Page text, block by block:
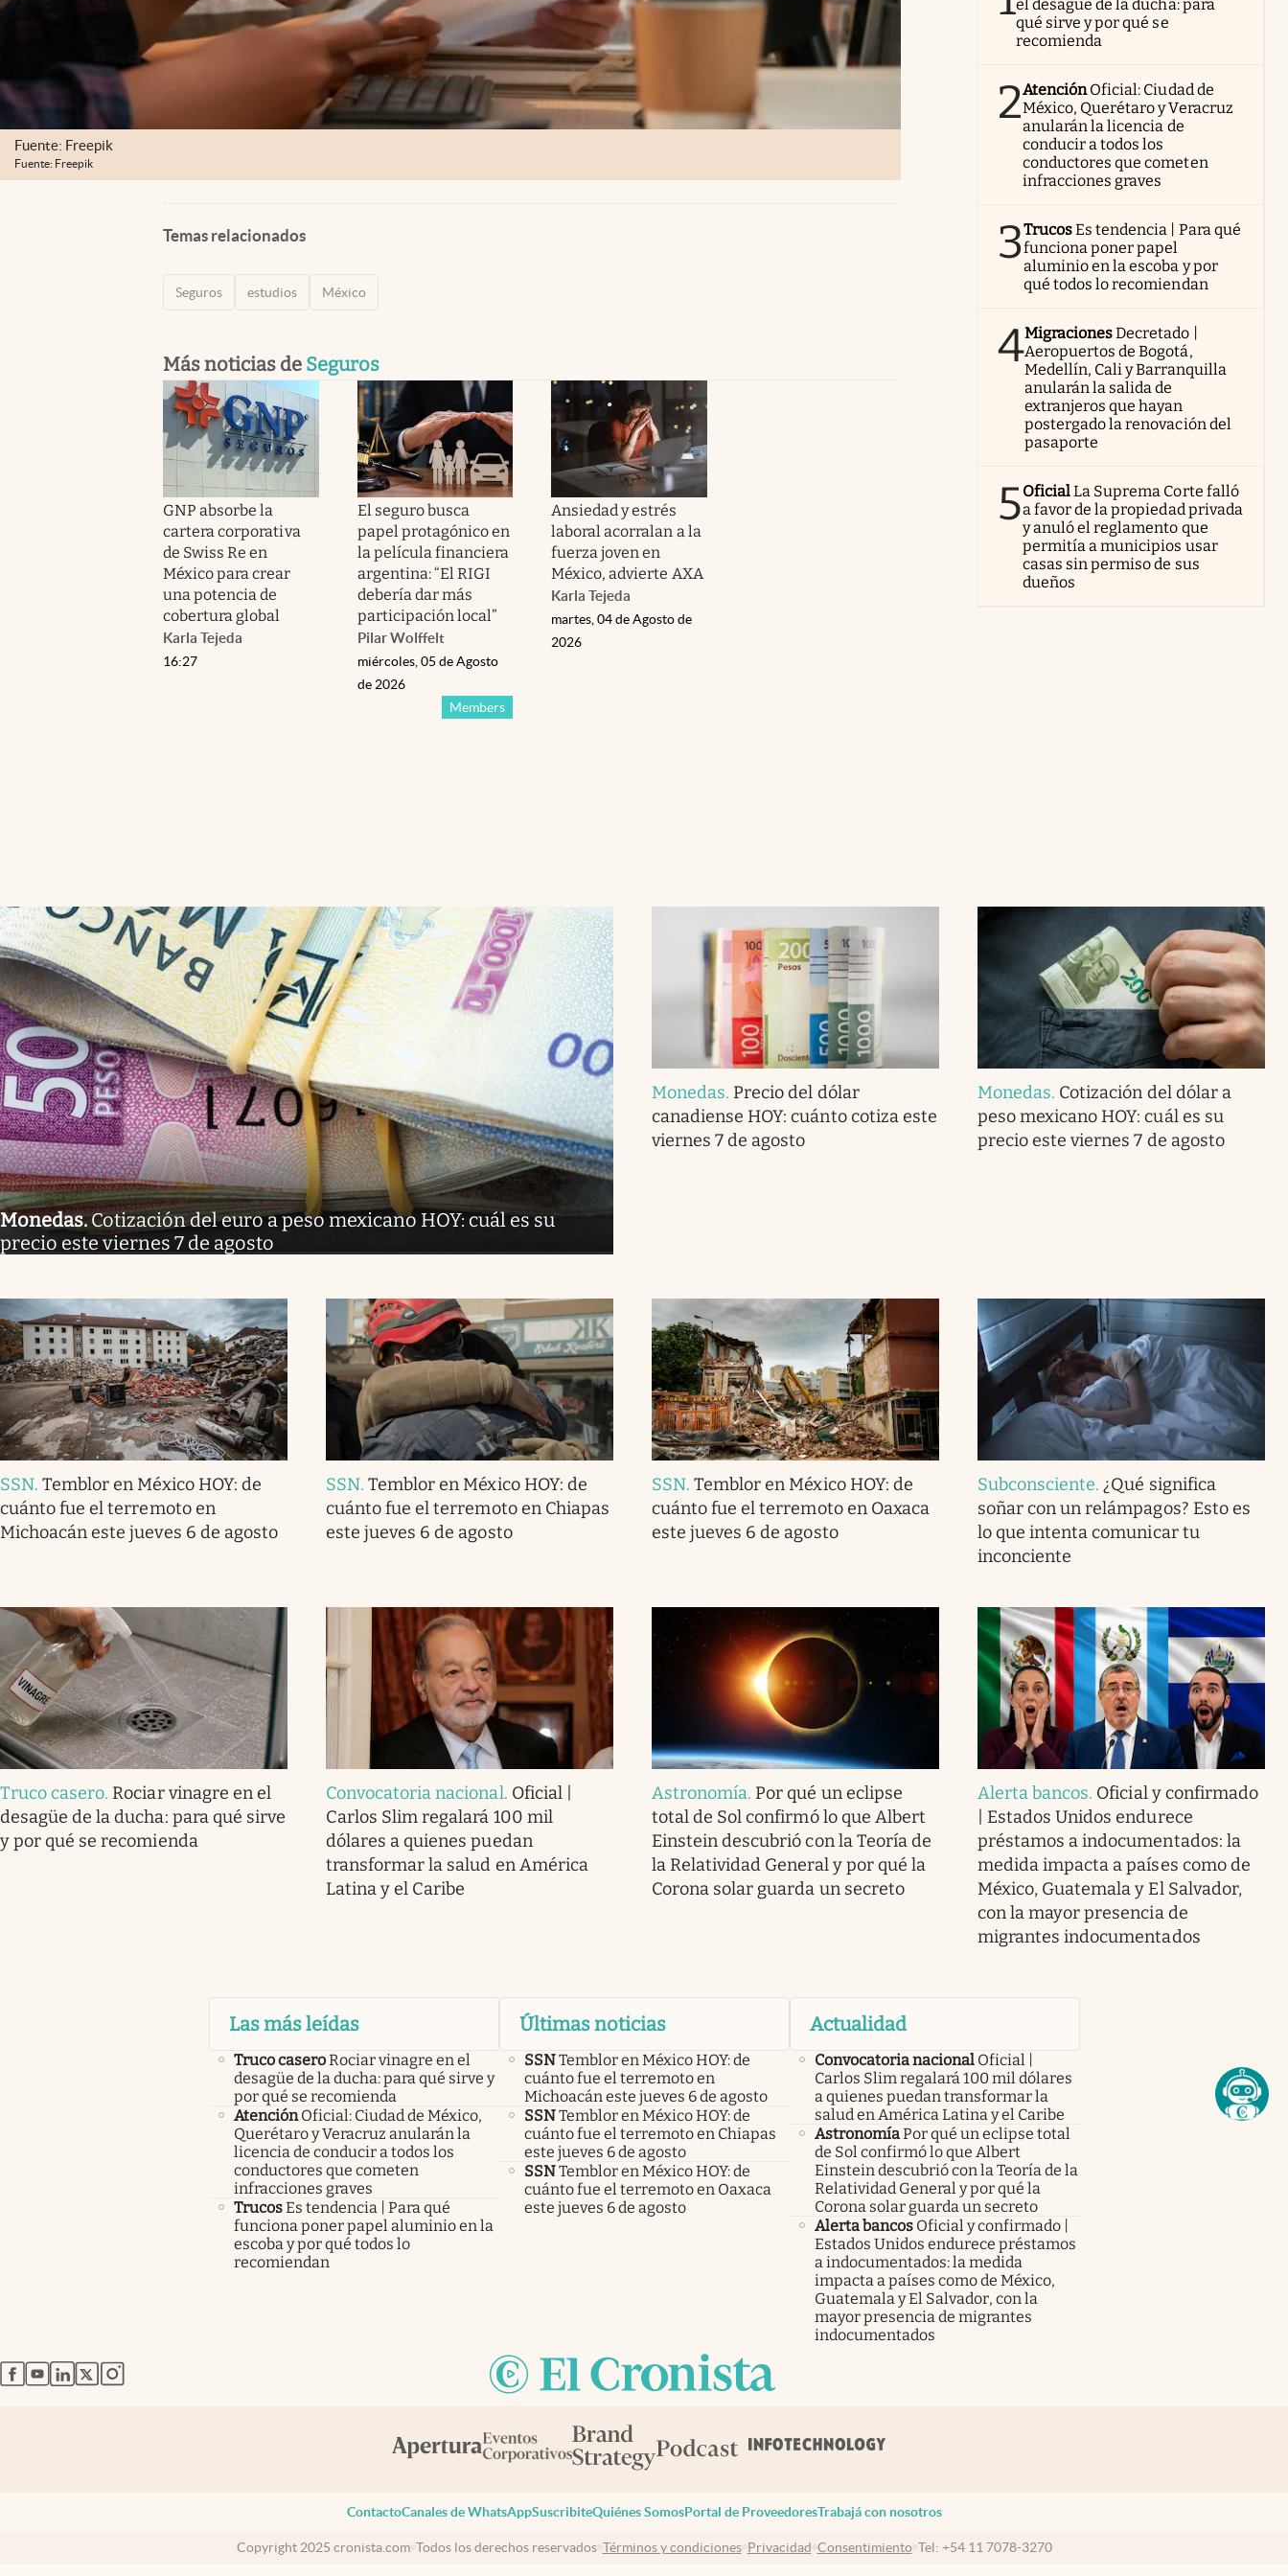
Fuente: Freepik
Fuente: Freepik
Temas relacionados
Seguros estudios México
Más noticias de Seguros
GNP absorbe la
cartera corporativa
de Swiss Re en
México para crear
una potencia de
cobertura global
Karla Tejeda
16:27
El seguro busca
papel protagónico en
la película financiera
argentina: “El RIGI
debería dar más
participación local”
Pilar Wolffelt
Members
miércoles, 05 de Agosto
de 2026
Ansiedad y estrés
laboral acorralan a la
fuerza joven en
México, advierte AXA
Karla Tejeda
martes, 04 de Agosto de
2026
el desagüe de la ducha: para
qué sirve y por qué se
recomienda
2AtenciónOficial: Ciudad de
México, Querétaro y Veracruz
anularán la licencia de
conducir a todos los
conductores que cometen
infracciones graves
3TrucosEs tendencia | Para qué
funciona poner papel
aluminio en la escoba y por
qué todos lo recomiendan
4MigracionesDecretado |
Aeropuertos de Bogotá,
Medellín, Cali y Barranquilla
anularán la salida de
extranjeros que hayan
postergado la renovación del
pasaporte
5OficialLa Suprema Corte falló
a favor de la propiedad privada
y anuló el reglamento que
permitía a municipios usar
casas sin permiso de sus
dueños
Monedas.Cotización del euro a peso mexicano HOY: cuál es su
precio este viernes 7 de agosto
Monedas. Precio del dólar
canadiense HOY: cuánto cotiza este
viernes 7 de agosto
Monedas. Cotización del dólar a
peso mexicano HOY: cuál es su
precio este viernes 7 de agosto
SSN.Temblor en México HOY: de
cuánto fue el terremoto en
Michoacán este jueves 6 de agosto
SSN.Temblor en México HOY: de
cuánto fue el terremoto en Chiapas
este jueves 6 de agosto
SSN.Temblor en México HOY: de
cuánto fue el terremoto en Oaxaca
este jueves 6 de agosto
Subconsciente. ¿Qué significa
soñar con un relámpagos? Esto es
lo que intenta comunicar tu
inconciente
Truco casero. Rociar vinagre en el
desagüe de la ducha: para qué sirve
y por qué se recomienda
Convocatoria nacional. Oficial |
Carlos Slim regalará 100 mil
dólares a quienes puedan
transformar la salud en América
Latina y el Caribe
Astronomía. Por qué un eclipse
total de Sol confirmó lo que Albert
Einstein descubrió con la Teoría de
la Relatividad General y por qué la
Corona solar guarda un secreto
Alerta bancos. Oficial y confirmado
| Estados Unidos endurece
préstamos a indocumentados: la
medida impacta a países como de
México, Guatemala y El Salvador,
con la mayor presencia de
migrantes indocumentados
Las más leídas
Truco caseroRociar vinagre en el
desagüe de la ducha: para qué sirve y
por qué se recomienda
Atención Oficial: Ciudad de México,
Querétaro y Veracruz anularán la
licencia de conducir a todos los
conductores que cometen
infracciones graves
TrucosEs tendencia | Para qué
funciona poner papel aluminio en la
escoba y por qué todos lo
recomiendan
Últimas noticias
SSNTemblor en México HOY: de
cuánto fue el terremoto en
Michoacán este jueves 6 de agosto
SSNTemblor en México HOY: de
cuánto fue el terremoto en Chiapas
este jueves 6 de agosto
SSNTemblor en México HOY: de
cuánto fue el terremoto en Oaxaca
este jueves 6 de agosto
Actualidad
Convocatoria nacional Oficial |
Carlos Slim regalará 100 mil dólares
a quienes puedan transformar la
salud en América Latina y el Caribe
AstronomíaPor qué un eclipse total
de Sol confirmó lo que Albert
Einstein descubrió con la Teoría de la
Relatividad General y por qué la
Corona solar guarda un secreto
Alerta bancos Oficial y confirmado |
Estados Unidos endurece préstamos
a indocumentados: la medida
impacta a países como de México,
Guatemala y El Salvador, con la
mayor presencia de migrantes
indocumentados
abre en nueva pestaña
abre en nueva pestaña
abre en nueva pestaña
abre en nueva pestaña
abre en nueva pestaña
ContactoCanales de WhatsAppSuscribiteQuiénes SomosPortal de ProveedoresTrabajá con nosotros
Copyright 2025 cronista.com Todos los derechos reservados Términos y condiciones Privacidad Consentimiento Tel: +54 11 7078-3270